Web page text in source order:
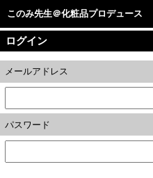
このみ先生＠化粧品プロデュース
ログイン
メールアドレス
パスワード